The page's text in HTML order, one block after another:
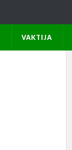
VAKTIJA